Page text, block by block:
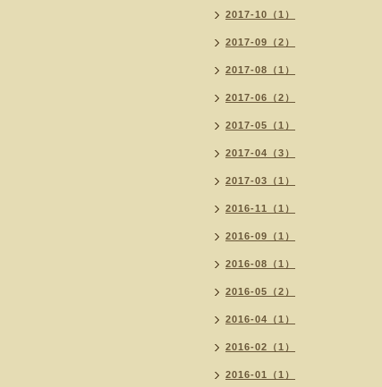
2017-10（1）
2017-09（2）
2017-08（1）
2017-06（2）
2017-05（1）
2017-04（3）
2017-03（1）
2016-11（1）
2016-09（1）
2016-08（1）
2016-05（2）
2016-04（1）
2016-02（1）
2016-01（1）